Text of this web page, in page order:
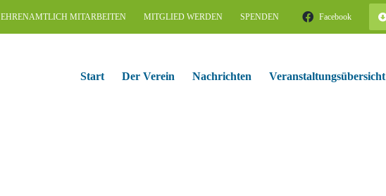
EHRENAMTLICH MITARBEITEN MITGLIED WERDEN SPENDEN Facebook
Start Der Verein Nachrichten Veranstaltungsübersicht